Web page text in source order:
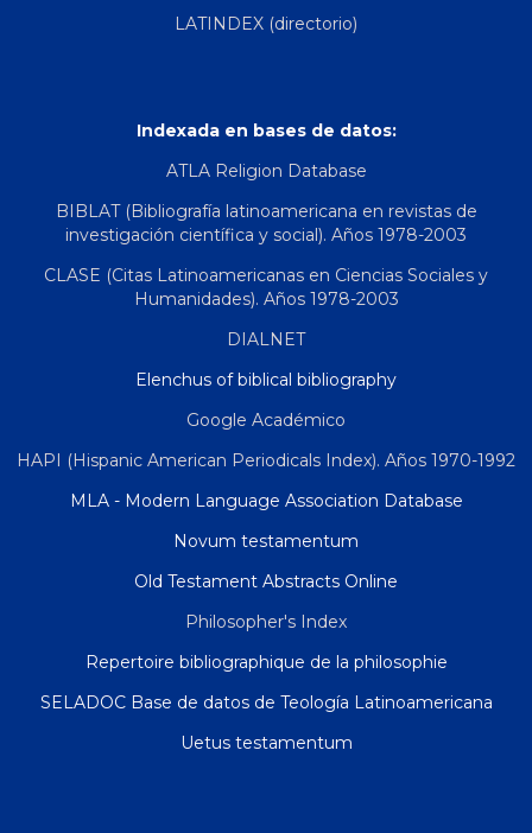
LATINDEX (directorio)
Indexada en bases de datos:
ATLA Religion Database
BIBLAT (Bibliografía latinoamericana en revistas de
investigación científica y social). Años 1978-2003
CLASE (Citas Latinoamericanas en Ciencias Sociales y
Humanidades). Años 1978-2003
DIALNET
Elenchus of biblical bibliography
Google Académico
HAPI (Hispanic American Periodicals Index). Años 1970-1992
MLA - Modern Language Association Database
Novum testamentum
Old Testament Abstracts Online
Philosopher's Index
Repertoire bibliographique de la philosophie
SELADOC Base de datos de Teología Latinoamericana
Uetus testamentum